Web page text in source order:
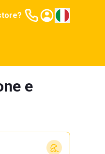
e